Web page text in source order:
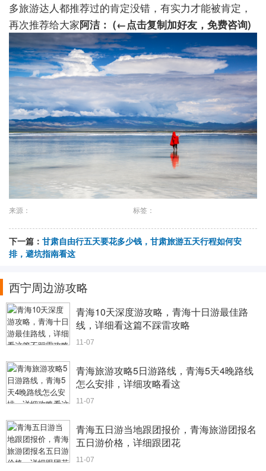
多旅游达人都推荐过的肯定没错，有实力才能被肯定，
再次推荐给大家阿洁： (←点击复制加好友，免费咨询)
来源： 标签：
下一篇： 甘肃自由行五天要花多少钱，甘肃旅游五天行程如何安
排，避坑指南看这
西宁周边游攻略
青海10天深度游攻略，青海十日游最佳路
线，详细看这篇不踩雷攻略
11-07
青海旅游攻略5日游路线，青海5天4晚路线
怎么安排，详细攻略看这
11-07
青海五日游当地跟团报价，青海旅游团报名
五日游价格，详细跟团花
11-07